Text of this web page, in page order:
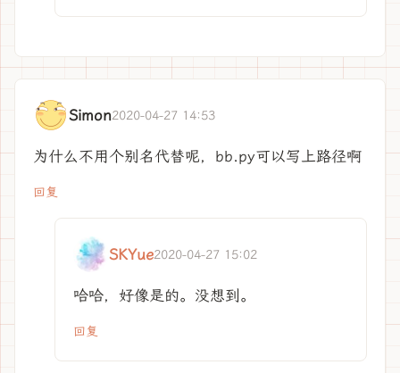
Simon2020-04-27 14:53
为什么不用个别名代替呢，bb.py可以写上路径啊
回复
SKYue2020-04-27 15:02
哈哈，好像是的。没想到。
回复